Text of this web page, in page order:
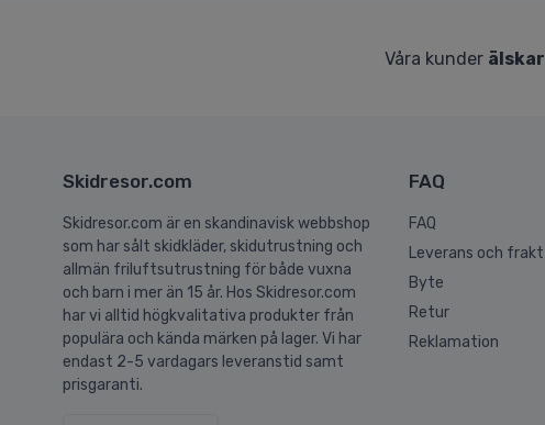
Våra kunder älskar
Skidresor.com
Skidresor.com är en skandinavisk webbshop
som har sålt skidkläder, skidutrustning och
allmän friluftsutrustning för både vuxna
och barn i mer än 15 år. Hos Skidresor.com
har vi alltid högkvalitativa produkter från
populära och kända märken på lager. Vi har
endast 2-5 vardagars leveranstid samt
prisgaranti.
FAQ
FAQ
Leverans och frakt
Byte
Retur
Reklamation